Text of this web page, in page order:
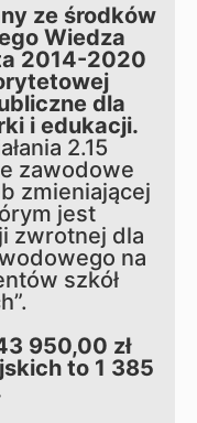
ze środków
Wiedza
2014-2020
dla
i edukacji.
2.15
zawodowe
zmieniającej
jest
zwrotnej dla
na
szkół
950,00 zł
to 1 385